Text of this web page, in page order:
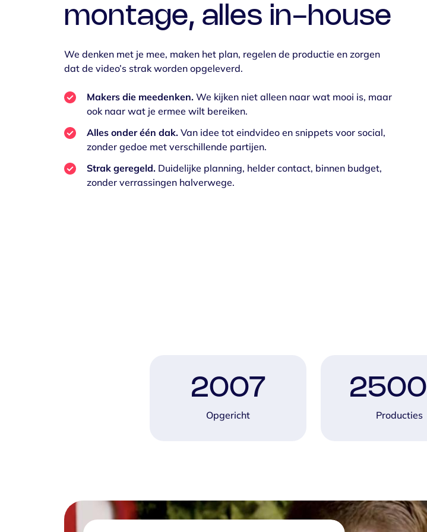
montage, alles in-house
We denken met je mee, maken het plan, regelen de productie en zorgen
dat de video’s strak worden opgeleverd.
Makers die meedenken. We kijken niet alleen naar wat mooi is, maar
ook naar wat je ermee wilt bereiken.
Alles onder één dak. Van idee tot eindvideo en snippets voor social,
zonder gedoe met verschillende partijen.
Strak geregeld. Duidelijke planning, helder contact, binnen budget,
zonder verrassingen halverwege.
2007
Opgericht
2500
Producties